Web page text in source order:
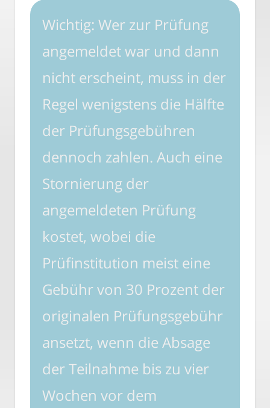
Wichtig: Wer zur Prüfung
angemeldet war und dann
nicht erscheint, muss in der
Regel wenigstens die Hälfte
der Prüfungsgebühren
dennoch zahlen. Auch eine
Stornierung der
angemeldeten Prüfung
kostet, wobei die
Prüfinstitution meist eine
Gebühr von 30 Prozent der
originalen Prüfungsgebühr
ansetzt, wenn die Absage
der Teilnahme bis zu vier
Wochen vor dem